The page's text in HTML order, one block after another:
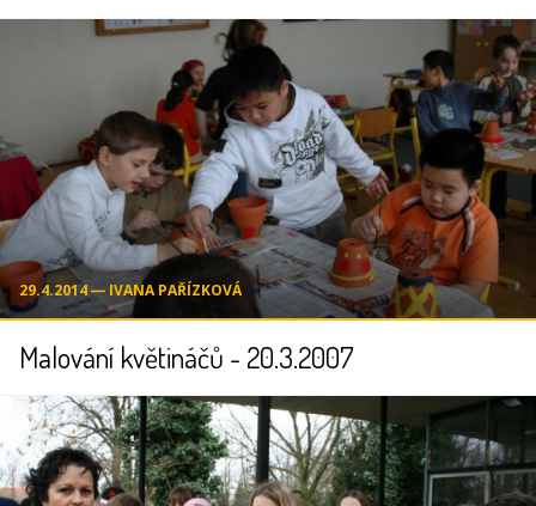
29.4.2014 ― IVANA PAŘÍZKOVÁ
Malování květináčů - 20.3.2007